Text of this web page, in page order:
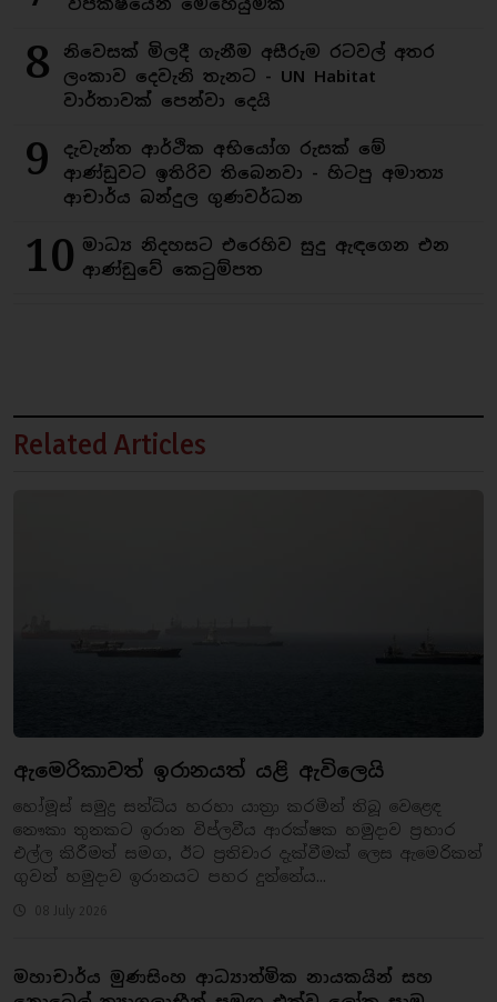
8
නිවෙසක් මිලදී ගැනීම අසීරුම රටවල් අතර
ලංකාව දෙවැනි තැනට - UN Habitat
වාර්තාවක් පෙන්වා දෙයි
9
දැවැන්ත ආර්ථික අභියෝග රුසක් මේ
ආණ්ඩුවට ඉතිරිව තිබෙනවා - හිටපු අමාත්‍ය
ආචාර්ය බන්දුල ගුණවර්ධන
10 මාධ්‍ය නිදහසට එරෙහිව සුදු ඇඳගෙන එන
ආණ්ඩුවේ කෙටුම්පත
Related Articles
ඇමෙරිකාවත් ඉරානයත් යළි ඇවිලෙයි
හෝමූස් සමුද්‍ර සන්ධිය හරහා යාත්‍රා කරමින් තිබූ වෙළෙඳ
නෞකා තුනකට ඉරාන විප්ලවීය ආරක්ෂක හමුදාව ප්‍රහාර
එල්ල කිරීමත් සමග, ඊට ප්‍රතිචාර දැක්වීමක් ලෙස ඇමෙරිකන්
ගුවන් හමුදාව ඉරානයට පහර දුන්නේය...
08 July 2026
මහාචාර්ය මුණසිංහ ආධ්‍යාත්මික නායකයින් සහ